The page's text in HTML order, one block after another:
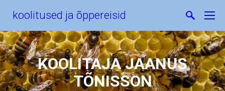
koolitused ja õppereisid
KOOLITAJA JAANUS
TÕNISSON